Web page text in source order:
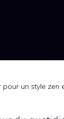
un style zen